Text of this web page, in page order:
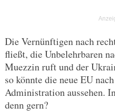
Die Vernünftigen nach
fließt, die Unbelehrbaren
Muezzin ruft und der
so könnte die neue EU
Administration aussehen.
denn gern?